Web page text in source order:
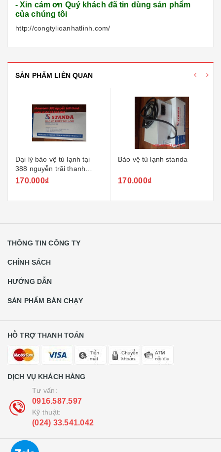
- Xin cám ơn Quý khách đã tin dùng sản phẩm
của chúng tôi
http://congtylioanhatlinh.com/
SẢN PHẨM LIÊN QUAN
Bảo vệ tủ lạnh standa
170.000₫
Đại lý bảo vệ tủ lạnh tại
170.000₫
THÔNG TIN CÔNG TY
CHÍNH SÁCH
HƯỚNG DẪN
SẢN PHẨM BÁN CHẠY
HỖ TRỢ THANH TOÁN
DỊCH VỤ KHÁCH HÀNG
Tư vấn:
0916.587.597
Kỹ thuật:
(024) 33.541.042